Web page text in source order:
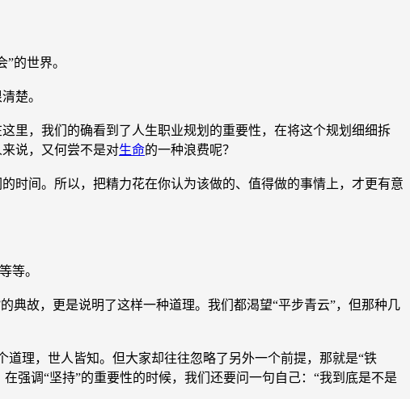
的世界。
楚。
，我们的确看到了人生职业规划的重要性，在将这个规划细细拆
说，又何尝不是对生命的一种浪费呢？
间。所以，把精力花在你认为该做的、值得做的事情上，才更有意
等。
故，更是说明了这样一种道理。我们都渴望“平步青云”，但那种几
理，世人皆知。但大家却往往忽略了另外一个前提，那就是“铁
强调“坚持”的重要性的时候，我们还要问一句自己：“我到底是不是